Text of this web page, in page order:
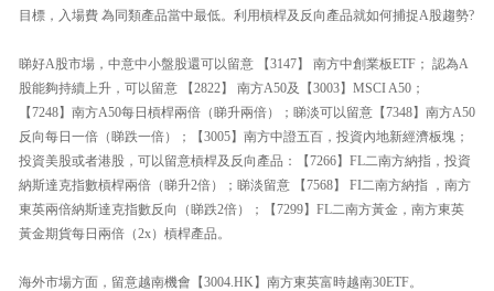
目標，入場費 為同類產品當中最低。利用槓桿及反向產品就如何捕捉A股趨勢?
睇好A股市場，中意中小盤股還可以留意 【3147】 南方中創業板ETF； 認為A
股能夠持續上升，可以留意 【2822】 南方A50及【3003】MSCI A50；
【7248】南方A50每日槓桿兩倍（睇升兩倍）；睇淡可以留意【7348】南方A50
反向每日一倍（睇跌一倍）；【3005】南方中證五百，投資內地新經濟板塊；
投資美股或者港股，可以留意槓桿及反向產品：【7266】FL二南方納指，投資
納斯達克指數槓桿兩倍（睇升2倍）；睇淡留意 【7568】 FI二南方納指 ，南方
東英兩倍納斯達克指數反向（睇跌2倍）；【7299】FL二南方黃金，南方東英
黃金期貨每日兩倍（2x）槓桿產品。
海外市場方面，留意越南機會【3004.HK】南方東英富時越南30ETF。